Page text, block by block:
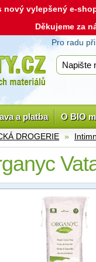
nový vylepšený e-
Děkujeme za
Pro radu
a platba O BIO
DROGERIE »